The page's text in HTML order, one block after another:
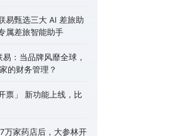
易甄选三大 AI 差旅助
属差旅智能助手
：当品牌风靡全球，
的财务管理？
票」 新功能上线，比
万家药店后，大参林开